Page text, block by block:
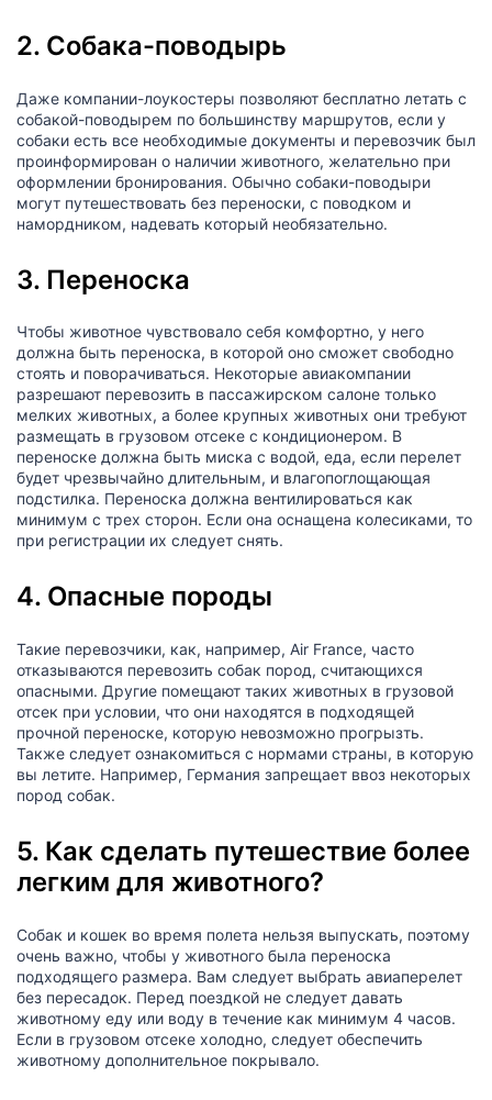
2. Собака-поводырь
Даже компании-лоукостеры позволяют бесплатно летать с
собакой-поводырем по большинству маршрутов, если у
собаки есть все необходимые документы и перевозчик был
проинформирован о наличии животного, желательно при
оформлении бронирования. Обычно собаки-поводыри
могут путешествовать без переноски, с поводком и
намордником, надевать который необязательно.
3. Переноска
Чтобы животное чувствовало себя комфортно, у него
должна быть переноска, в которой оно сможет свободно
стоять и поворачиваться. Некоторые авиакомпании
разрешают перевозить в пассажирском салоне только
мелких животных, а более крупных животных они требуют
размещать в грузовом отсеке с кондиционером. В
переноске должна быть миска с водой, еда, если перелет
будет чрезвычайно длительным, и влагопоглощающая
подстилка. Переноска должна вентилироваться как
минимум с трех сторон. Если она оснащена колесиками, то
при регистрации их следует снять.
4. Опасные породы
Такие перевозчики, как, например, Air France, часто
отказываются перевозить собак пород, считающихся
опасными. Другие помещают таких животных в грузовой
отсек при условии, что они находятся в подходящей
прочной переноске, которую невозможно прогрызть.
Также следует ознакомиться с нормами страны, в которую
вы летите. Например, Германия запрещает ввоз некоторых
пород собак.
5. Как сделать путешествие более
легким для животного?
Собак и кошек во время полета нельзя выпускать, поэтому
очень важно, чтобы у животного была переноска
подходящего размера. Вам следует выбрать авиаперелет
без пересадок. Перед поездкой не следует давать
животному еду или воду в течение как минимум 4 часов.
Если в грузовом отсеке холодно, следует обеспечить
животному дополнительное покрывало.